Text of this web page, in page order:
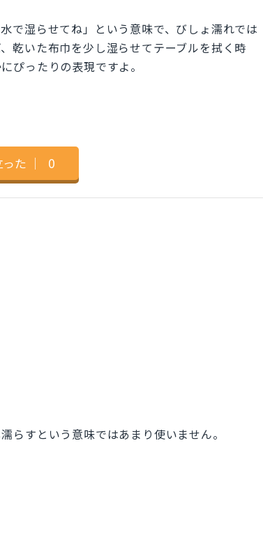
湿らせてね」という意味で、びしょ濡れでは
乾いた布巾を少し湿らせてテーブルを拭く時
ぴったりの表現ですよ。
た ｜ 0
らすという意味ではあまり使いません。